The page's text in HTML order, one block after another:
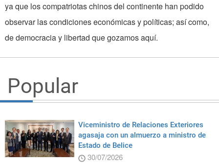
ya que los compatriotas chinos del continente han podido
observar las condiciones económicas y políticas; así como,
de democracia y libertad que gozamos aquí.
Popular
Viceministro de Relaciones Exteriores
agasaja con un almuerzo a ministro de
Estado de Belice
30/07/2026